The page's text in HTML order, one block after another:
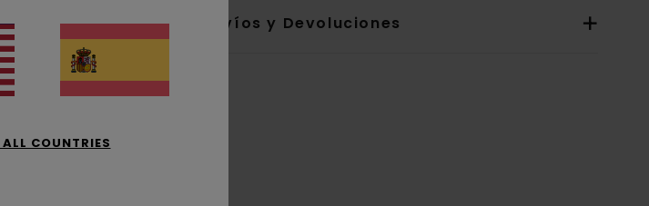
Envíos y Devoluciones
COUNTRIES